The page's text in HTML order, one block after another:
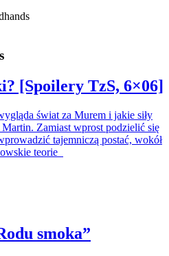
[Spoilery TzS, 6×06]
świat za Murem i jakie siły
Zamiast wprost podzielić się
tajemniczą postać, wokół
teorie
smoka”